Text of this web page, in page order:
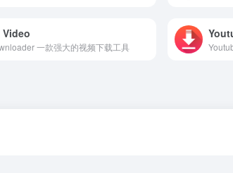
Video
一款强大的视频下载工具